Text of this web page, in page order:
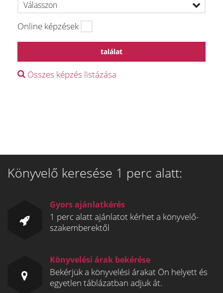
Online képzések
találat
Összes képzés listázása
Könyvelő keresése 1 perc alatt:
Gyors ajánlatkérés
1 perc alatt ajánlatot kérhet a könyvelő-
szakemberektől
Könyvelési árak bekérése
Bekérjük a könyvelési árakat Ön helyett és
egyetlen táblázatban adjuk át.